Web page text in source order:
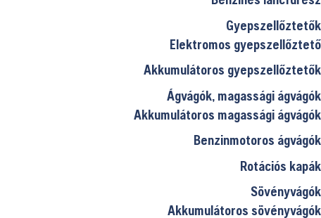
Gyepszellőztetők
Elektromos gyepszellőztető
Akkumulátoros gyepszellőztetők
Ágvágók, magassági ágvágók
Akkumulátoros magassági ágvágók
Benzinmotoros ágvágók
Rotációs kapák
Sövényvágók
Akkumulátoros sövényvágók